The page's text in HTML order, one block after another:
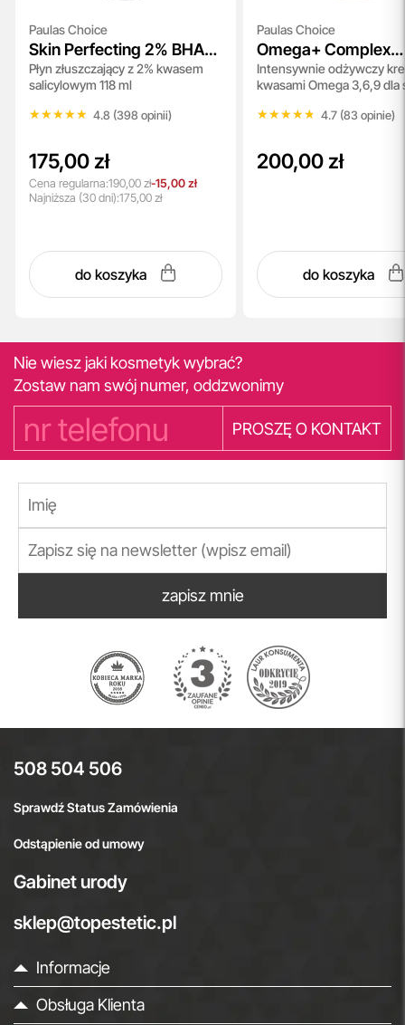
Paulas Choice
Skin Perfecting 2% BHA
Liquid
Płyn złuszczający z 2% kwasem
salicylowym 118 ml
★★★★★
★★★★★ 4.8 (398 opinii)
175,00 zł
Cena regularna:190,00 zł-15,00 zł
Najniższa (30 dni):175,00 zł
do koszyka
Paulas Choice
Omega+ Complex
Moisturizer
Intensywnie odżywczy
kwasami Omega 3,6,9 dla
★★★★★
★★★★★ 4.7 (83 opinie)
200,00 zł
do koszyka
Nie wiesz jaki kosmetyk wybrać?
Zostaw nam swój numer, oddzwonimy
PROSZĘ O KONTAKT
zapisz mnie
508 504 506
Sprawdź Status Zamówienia
Odstąpienie od umowy
Gabinet urody
sklep@topestetic.pl
Informacje
Obsługa Klienta